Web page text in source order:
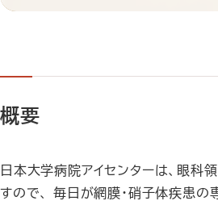
概要
日本大学病院アイセンターは、眼科
すので、 毎日が網膜・硝子体疾患